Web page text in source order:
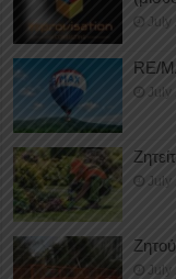
July
RE/
July
July
July